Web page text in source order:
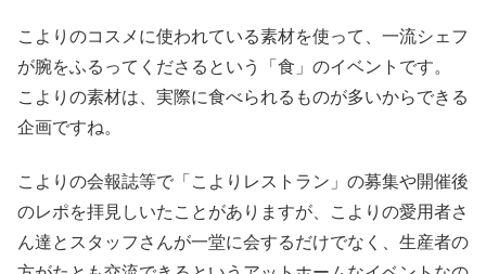
こよりのコスメに使われている素材を使って、一流シェフ
が腕をふるってくださるという「食」のイベントです。
こよりの素材は、実際に食べられるものが多いからできる
企画ですね。
こよりの会報誌等で「こよりレストラン」の募集や開催後
のレポを拝見しいたことがありますが、こよりの愛用者さ
ん達とスタッフさんが一堂に会するだけでなく、生産者の